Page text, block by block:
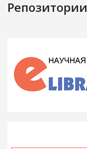
Репозитории